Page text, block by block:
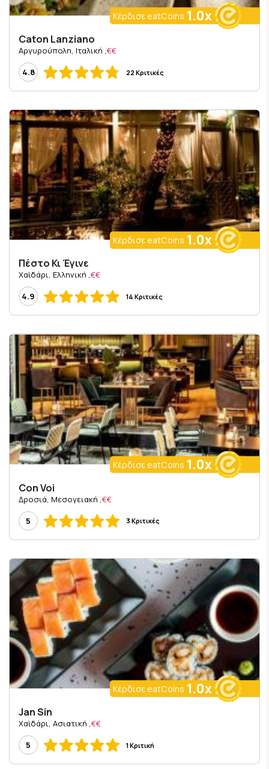
Κέρδισε eatCoins 1.0x
Caton Lanziano
€€
, Αργυρούπολη, Ιταλική
4.8
22 Κριτικές
Κέρδισε eatCoins 1.0x
Πέστο Κι Έγινε
€€
, Χαϊδάρι, Ελληνική
4.9
14 Κριτικές
Κέρδισε eatCoins 1.0x
Con Voi
€€
, Δροσιά, Μεσογειακή
5
3 Κριτικές
Κέρδισε eatCoins 1.0x
Jan Sin
€€
, Χαϊδάρι, Ασιατική
5
1 Κριτική